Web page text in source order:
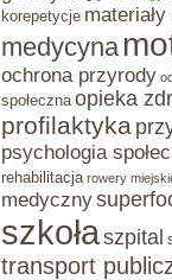
korepetycje
medycyna
ochrona przyrody
społeczna opieka
profilaktyka
psychologia
rehabilitacja rowery
medyczny
szkołaszpital
transport